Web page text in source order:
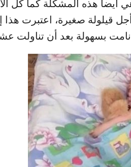
ايضاً هذه المشكلة كما كل
صغيرة، اعتبرت هذا
نامت بسهولة بعد أن تناولت